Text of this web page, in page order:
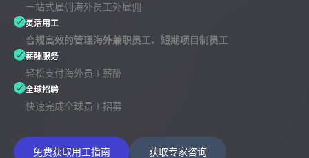
一站式雇佣海外员工外雇佣
灵活用工
合规高效的管理海外兼职员工、短期项目制员工
薪酬服务
轻松支付海外员工薪酬
全球招聘
快速完成全球员工招募
免费获取用工指南 获取专家咨询